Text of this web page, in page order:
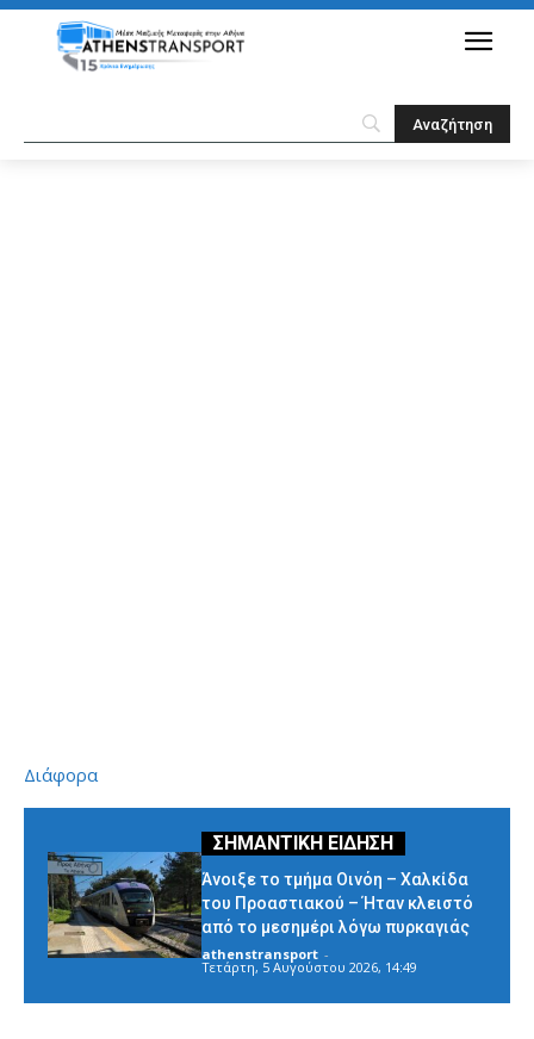
Διάφορα
Άνοιξε το τμήμα Οινόη – Χαλκίδα
του Προαστιακού – Ήταν κλειστό
από το μεσημέρι λόγω πυρκαγιάς
athenstransport -
Τετάρτη, 5 Αυγούστου 2026, 14:49